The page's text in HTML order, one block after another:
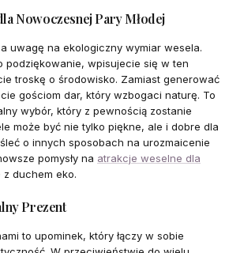
Nowoczesnej Pary Młodej
uwagę na ekologiczny wymiar wesela.
podziękowanie, wpisujecie się w ten
troskę o środowisko. Zamiast generować
gościom dar, który wzbogaci naturę. To
wybór, który z pewnością zostanie
może być nie tylko piękne, ale i dobre dla
o innych sposobach na urozmaicenie
pomysły na atrakcje weselne dla
duchem eko.
Prezent
to upominek, który łączy w sobie